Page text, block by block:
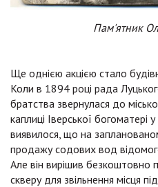
Пам'ятник
Ще однією акцією стало
Коли в 1894 році рада
братства звернулася до
каплиці Іверської богоматері
виявилося, що на
продажу содових вод
Але він вирішив безкоштовно
скверу для звільнення місця